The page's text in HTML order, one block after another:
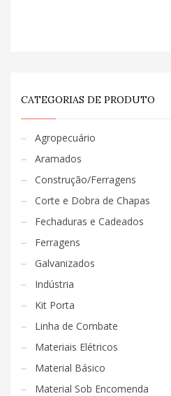
CATEGORIAS DE PRODUTO
Agropecuário
Aramados
Construção/Ferragens
Corte e Dobra de Chapas
Fechaduras e Cadeados
Ferragens
Galvanizados
Indústria
Kit Porta
Linha de Combate
Materiais Elétricos
Material Básico
Material Sob Encomenda